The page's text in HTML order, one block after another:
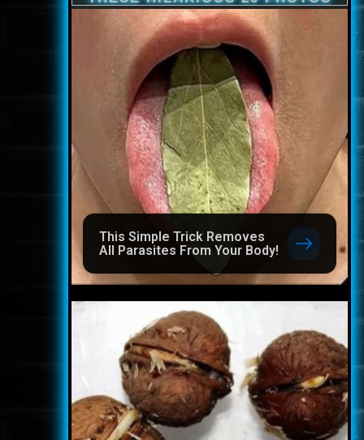
This Simple Trick Removes
All Parasites From Your Body!